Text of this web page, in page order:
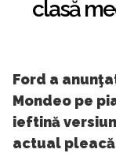
clasă
Ford a
Mondeo pe
ieftină
actual pleacă